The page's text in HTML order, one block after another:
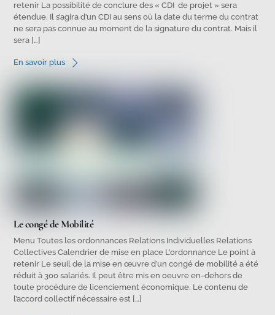
retenir La possibilité de conclure des « CDI de projet » sera
étendue. Il s’agira d’un CDI au sens où la date du terme du contrat
ne sera pas connue au moment de la signature du contrat. Mais il
sera […]
En savoir plus
Le congé de Mobilité
Menu Toutes les ordonnances Relations Individuelles Relations
Collectives Calendrier de mise en place L’ordonnance Le point à
retenir Le seuil de la mise en œuvre d’un congé de mobilité a été
réduit à 300 salariés. Il peut être mis en oeuvre en-dehors de
toute procédure de licenciement économique. Le contenu de
l’accord collectif nécessaire est […]